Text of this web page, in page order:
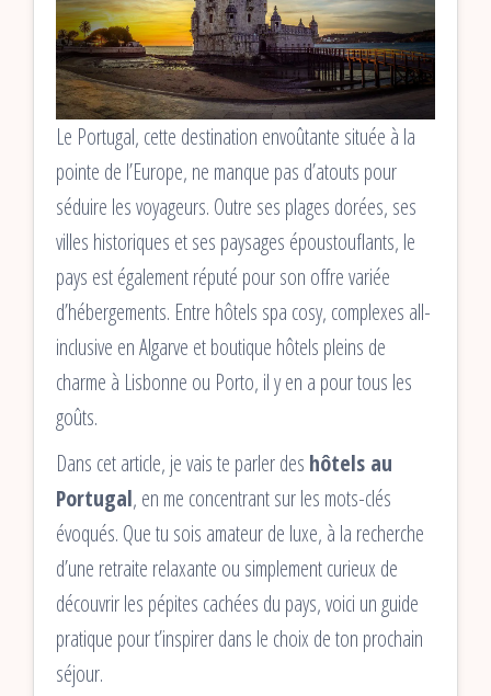
Le Portugal, cette destination envoûtante située à la
pointe de l’Europe, ne manque pas d’atouts pour
séduire les voyageurs. Outre ses plages dorées, ses
villes historiques et ses paysages époustouflants, le
pays est également réputé pour son offre variée
d’hébergements. Entre hôtels spa cosy, complexes all-
inclusive en Algarve et boutique hôtels pleins de
charme à Lisbonne ou Porto, il y en a pour tous les
goûts.
Dans cet article, je vais te parler des hôtels au
Portugal, en me concentrant sur les mots-clés
évoqués. Que tu sois amateur de luxe, à la recherche
d’une retraite relaxante ou simplement curieux de
découvrir les pépites cachées du pays, voici un guide
pratique pour t’inspirer dans le choix de ton prochain
séjour.